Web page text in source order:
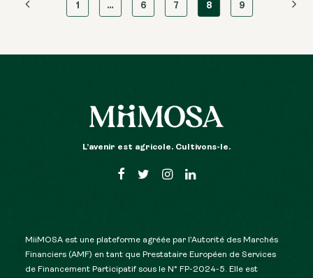
1 … 6 7 8 9
L’avenir est agricole. Cultivons-le.
MiiMOSA est une plateforme agréée par l’Autorité des Marchés
Financiers (AMF) en tant que Prestataire Européen de Services
de Financement Participatif sous le N° FP-2024-5. Elle est